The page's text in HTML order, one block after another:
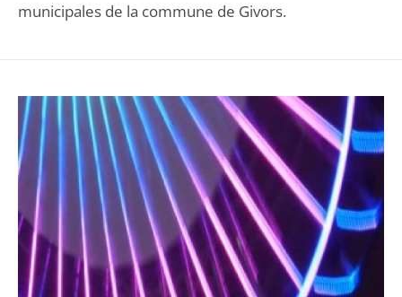
municipales de la commune de Givors.